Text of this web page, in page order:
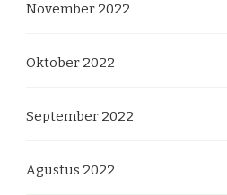
November 2022
Oktober 2022
September 2022
Agustus 2022